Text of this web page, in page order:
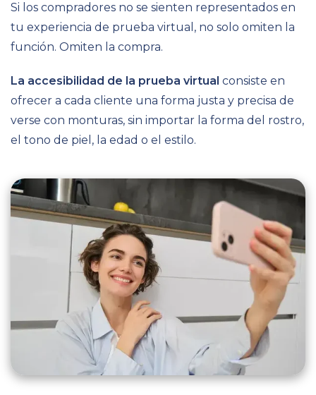
Si los compradores no se sienten representados en
tu experiencia de prueba virtual, no solo omiten la
función. Omiten la compra.
La accesibilidad de la prueba virtual consiste en
ofrecer a cada cliente una forma justa y precisa de
verse con monturas, sin importar la forma del rostro,
el tono de piel, la edad o el estilo.